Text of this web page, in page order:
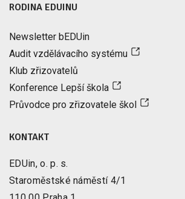
RODINA EDUINU
Newsletter bEDUin
Audit vzdělávacího systému
Klub zřizovatelů
Konference Lepší škola
Průvodce pro zřizovatele škol
KONTAKT
EDUin, o. p. s.
Staroměstské náměstí 4/1